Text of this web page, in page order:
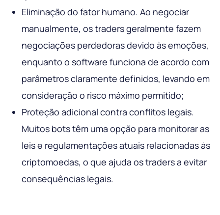
Eliminação do fator humano. Ao negociar
manualmente, os traders geralmente fazem
negociações perdedoras devido às emoções,
enquanto o software funciona de acordo com
parâmetros claramente definidos, levando em
consideração o risco máximo permitido;
Proteção adicional contra conflitos legais.
Muitos bots têm uma opção para monitorar as
leis e regulamentações atuais relacionadas às
criptomoedas, o que ajuda os traders a evitar
consequências legais.